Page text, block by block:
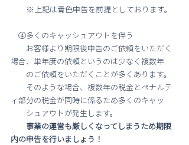
※上記は青色申告を前提としております。
④多くのキャッシュアウトを伴う
お客様より期限後申告のご依頼をいただく
場合、単年度の依頼というのは少なく複数年
のご依頼をいただくことが多くあります。
そのような場合、複数年の税金とペナルテ
ィ部分の税金が同時に係るため多くのキャッ
シュアウトが発生します。
事業の運営も厳しくなってしまうため期限
内の申告を行いましょう！